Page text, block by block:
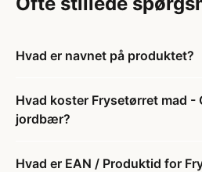
Hvad er navnet på produktet?
Hvad koster Frysetørret mad -
jordbær?
Hvad er EAN / Produktid for